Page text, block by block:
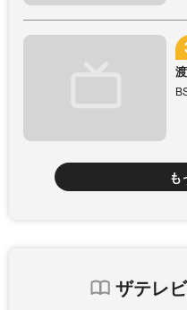
も
ザテレ